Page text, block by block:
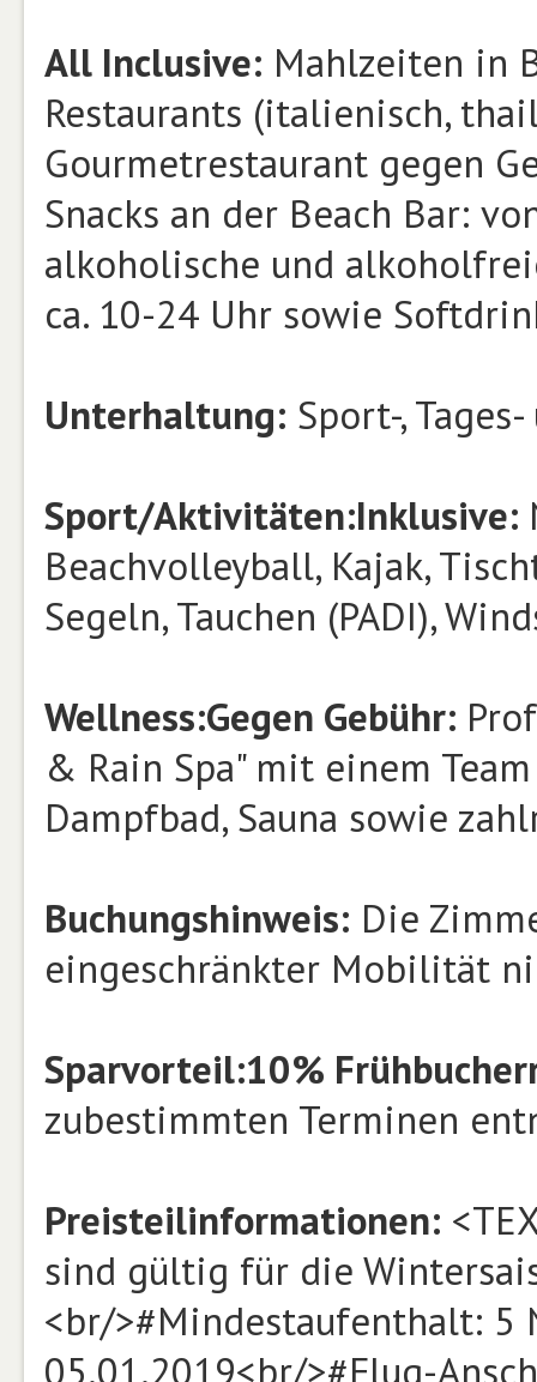
All Inclusive: Mahlzeiten in
Restaurants (italienisch,
Gourmetrestaurant gegen
Snacks an der Beach Bar:
alkoholische und
ca. 10-24 Uhr sowie
Unterhaltung: Sport-,
Sport/Aktivitäten:Inklusive:
Beachvolleyball, Kajak,
Segeln, Tauchen (PADI),
Wellness:Gegen Gebühr:
& Rain Spa" mit einem
Dampfbad, Sauna sowie
Buchungshinweis: Die
eingeschränkter Mobilität
Sparvorteil:10%
zubestimmten Terminen
Preisteilinformationen:
sind gültig für die
<br/>#Mindestaufenthalt: 5
05.01.2019<br/>#Flug-